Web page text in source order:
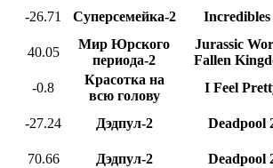
-26.71 Суперсемейка-2
Incredibles
40.05
Мир Юрского
периода-2
Jurassic
Fallen
-0.8
Красотка на
всю голову
I Feel
-27.24 Дэдпул-2
Deadpool
70.66 Дэдпул-2 Deadpool